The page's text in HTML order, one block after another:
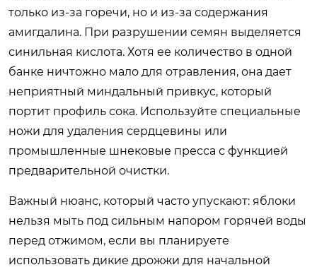
только из-за горечи, но и из-за содержания
амигдалина. При разрушении семян выделяется
синильная кислота. Хотя ее количество в одной
банке ничтожно мало для отравления, она дает
неприятный миндальный привкус, который
портит профиль сока. Используйте специальные
ножи для удаления сердцевины или
промышленные шнековые пресса с функцией
предварительной очистки.
Важный нюанс, который часто упускают: яблоки
нельзя мыть под сильным напором горячей воды
перед отжимом, если вы планируете
использовать дикие дрожжи для начальной